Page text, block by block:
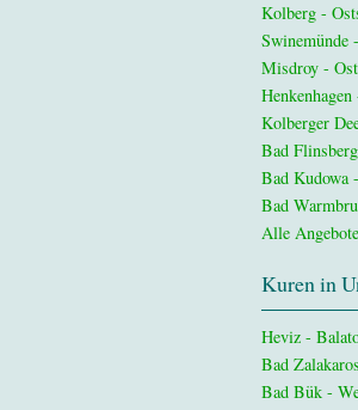
Kolberg -
Swinemünde
Misdroy -
Henkenhagen
Kolberger
Bad
Bad Kudowa
Bad
Alle
Kuren in
Heviz -
Bad
Bad Bük -